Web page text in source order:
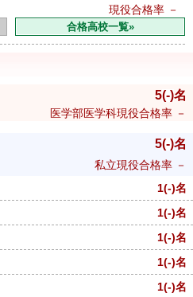
現役合格率 －
合格高校一覧»
5(-)名
医学部医学科現役合格率 －
5(-)名
私立現役合格率 －
1(-)名
1(-)名
1(-)名
1(-)名
1(-)名